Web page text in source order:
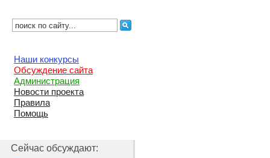
Наши конкурсы
Обсуждение сайта
Администрация
Новости проекта
Правила
Помощь
Сейчас обсуждают: